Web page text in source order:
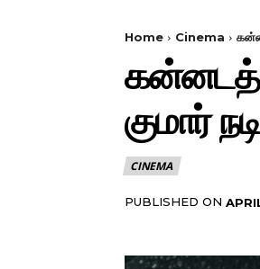
Home Cinema
கன்னடத்
குமார்
CINEMA
PUBLISHED ON